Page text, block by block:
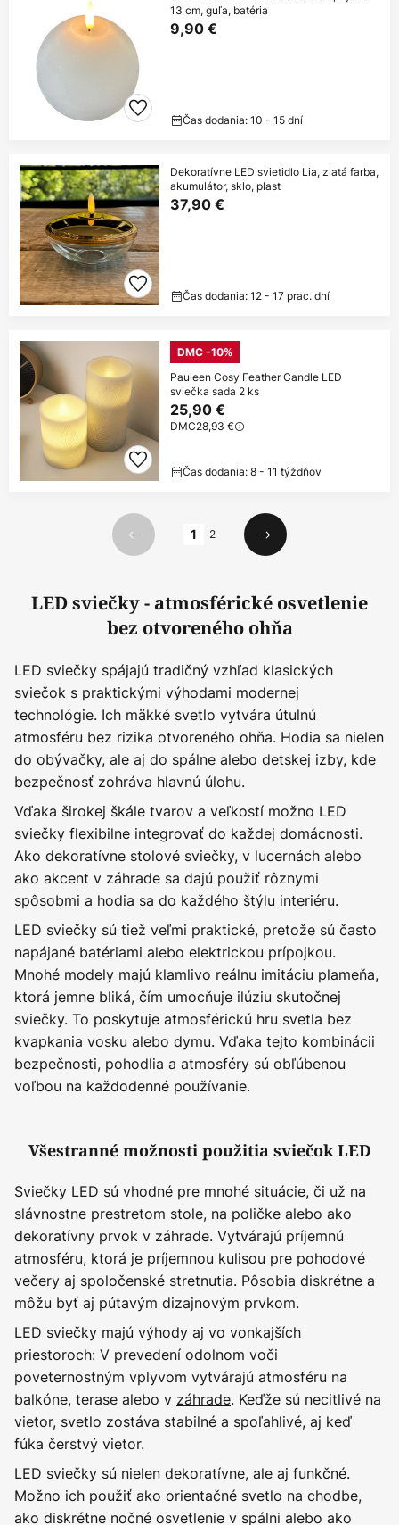
13 cm, guľa, batéria
9,90 €
Čas dodania: 10 - 15 dní
Dekoratívne LED svietidlo Lia, zlatá farba,
akumulátor, sklo, plast
37,90 €
Čas dodania: 12 - 17 prac. dní
DMC -10%
Pauleen Cosy Feather Candle LED
sviečka sada 2 ks
25,90 €
DMC28,93 €
Čas dodania: 8 - 11 týždňov
Predchádzajúci
1 2
Ďalší
LED sviečky - atmosférické osvetlenie
bez otvoreného ohňa
LED sviečky spájajú tradičný vzhľad klasických
sviečok s praktickými výhodami modernej
technológie. Ich mäkké svetlo vytvára útulnú
atmosféru bez rizika otvoreného ohňa. Hodia sa nielen
do obývačky, ale aj do spálne alebo detskej izby, kde
bezpečnosť zohráva hlavnú úlohu.
Vďaka širokej škále tvarov a veľkostí možno LED
sviečky flexibilne integrovať do každej domácnosti.
Ako dekoratívne stolové sviečky, v lucernách alebo
ako akcent v záhrade sa dajú použiť rôznymi
spôsobmi a hodia sa do každého štýlu interiéru.
LED sviečky sú tiež veľmi praktické, pretože sú často
napájané batériami alebo elektrickou prípojkou.
Mnohé modely majú klamlivo reálnu imitáciu plameňa,
ktorá jemne bliká, čím umocňuje ilúziu skutočnej
sviečky. To poskytuje atmosférickú hru svetla bez
kvapkania vosku alebo dymu. Vďaka tejto kombinácii
bezpečnosti, pohodlia a atmosféry sú obľúbenou
voľbou na každodenné používanie.
Všestranné možnosti použitia sviečok LED
Sviečky LED sú vhodné pre mnohé situácie, či už na
slávnostne prestretom stole, na poličke alebo ako
dekoratívny prvok v záhrade. Vytvárajú príjemnú
atmosféru, ktorá je príjemnou kulisou pre pohodové
večery aj spoločenské stretnutia. Pôsobia diskrétne a
môžu byť aj pútavým dizajnovým prvkom.
LED sviečky majú výhody aj vo vonkajších
priestoroch: V prevedení odolnom voči
poveternostným vplyvom vytvárajú atmosféru na
balkóne, terase alebo v záhrade. Keďže sú necitlivé na
vietor, svetlo zostáva stabilné a spoľahlivé, aj keď
fúka čerstvý vietor.
LED sviečky sú nielen dekoratívne, ale aj funkčné.
Možno ich použiť ako orientačné svetlo na chodbe,
ako diskrétne nočné osvetlenie v spálni alebo ako